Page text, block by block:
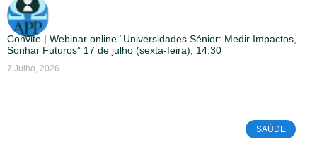
Convite | Webinar online “Universidades Sénior: Medir Impactos,
Sonhar Futuros” 17 de julho (sexta-feira); 14:30
7 Julho, 2026
SAÚDE